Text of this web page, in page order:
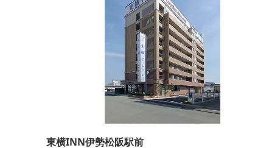
東横INN伊勢松阪駅前